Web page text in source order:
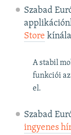
Szabad
Store
A stabil
funkciói
el.
Szabad
ingyenes